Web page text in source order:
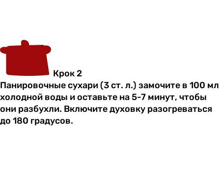
Крок 2
Панировочные сухари (3 ст. л.) замочите в 100 мл
холодной воды и оставьте на 5-7 минут, чтобы
они разбухли. Включите духовку разогреваться
до 180 градусов.